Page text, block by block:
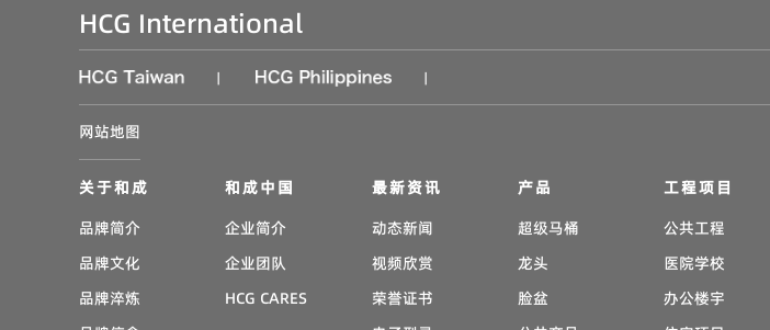
HCG International
| |
网站地图
关于和成
品牌简介
品牌文化
品牌淬炼
和成中国
企业简介
企业团队
HCG CARES
最新资讯
动态新闻
视频欣赏
荣誉证书
产品
超级马桶
龙头
脸盆
工程项目
公共工程
医院学校
办公楼宇